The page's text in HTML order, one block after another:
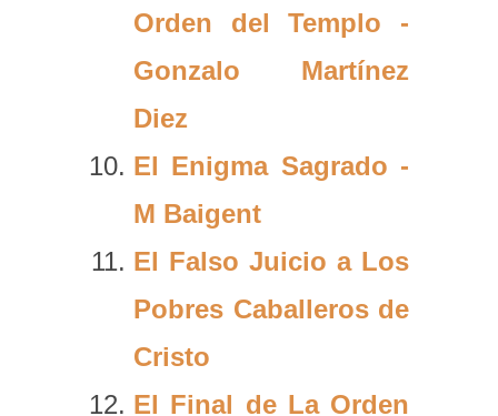
Orden del Templo -
Gonzalo Martínez
Diez
El Enigma Sagrado -
M Baigent
El Falso Juicio a Los
Pobres Caballeros de
Cristo
El Final de La Orden